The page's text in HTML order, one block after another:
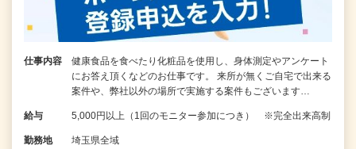
仕事内容
健康食品を食べたり化粧品を使用し、身体測定やアンケート
にお答え頂くなどのお仕事です。 来所が無くご自宅で出来る
案件や、弊社以外の場所で実施する案件もございます…
給与 5,000円以上（1回のモニター参加につき） ※完全出来高制
勤務地 埼玉県全域